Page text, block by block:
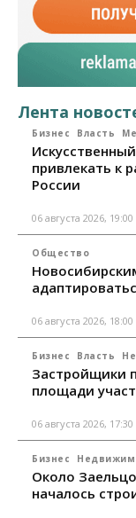
Лента
Бизнес Власть
привлекать к
России
06 августа 2026, 19:00
Общество
06 августа 2026, 18:00
Бизнес Власть
Застройщики
площади
06 августа 2026, 17:30
Бизнес
Около
началось